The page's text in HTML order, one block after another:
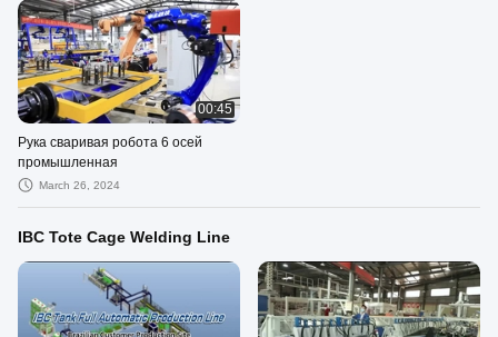
00:45
Рука сваривая робота 6 осей
промышленная
March 26, 2024
IBC Tote Cage Welding Line